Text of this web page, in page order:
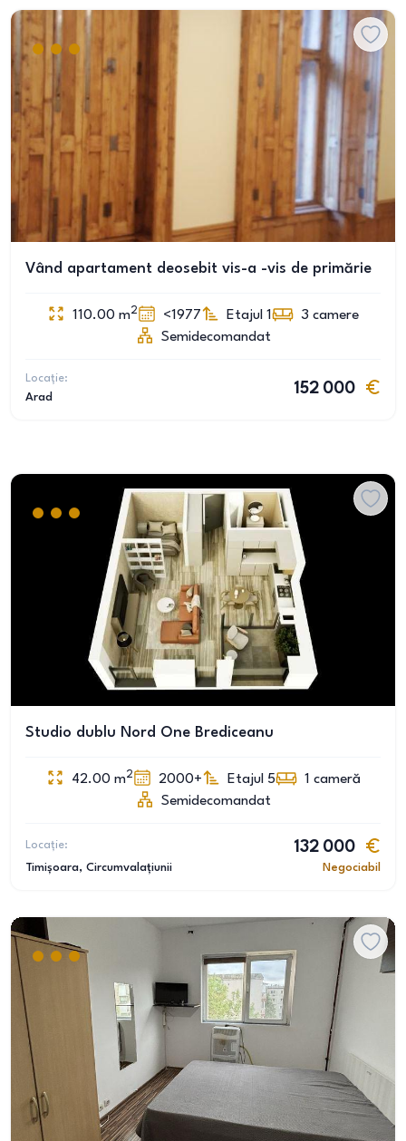
Vând apartament deosebit vis-a -vis de primărie
110.00 m2 <1977 Etajul 1 3 camere
Semidecomandat
Locație:
Arad
152 000
Studio dublu Nord One Brediceanu
42.00 m2 2000+ Etajul 5 1 cameră
Semidecomandat
Locație:
Timișoara, Circumvalațiunii
132 000
Negociabil